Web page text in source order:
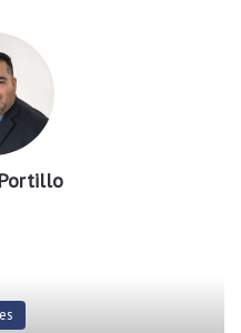
EL CONDADO PULASKI
ocurrió un tiroteo en la
Little Rock. un hombre fue
pues ya estaba muerto,
Right Lawn service.